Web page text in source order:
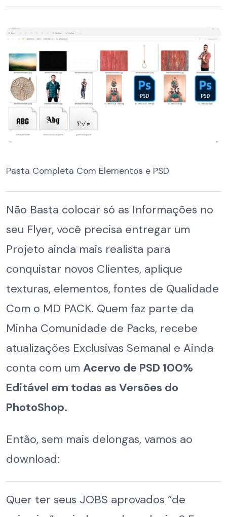
Pasta Completa Com Elementos e PSD
Não Basta colocar só as Informações no
seu Flyer, você precisa entregar um
Projeto ainda mais realista para
conquistar novos Clientes, aplique
texturas, elementos, fontes de Qualidade
Com o MD PACK. Quem faz parte da
Minha Comunidade de Packs, recebe
atualizações Exclusivas Semanal e Ainda
conta com um Acervo de PSD 100%
Editável em todas as Versões do
PhotoShop.
Então, sem mais delongas, vamos ao
download:
Quer ter seus JOBS aprovados “de